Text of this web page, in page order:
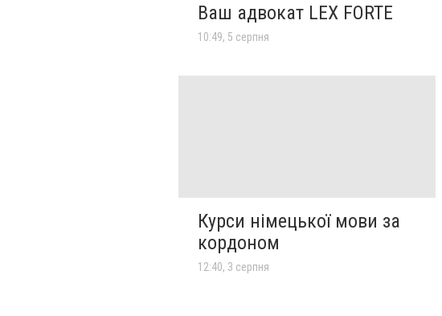
Ваш адвокат LEX FORTE
10:49, 5 серпня
Курси німецької мови за
кордоном
12:40, 3 серпня